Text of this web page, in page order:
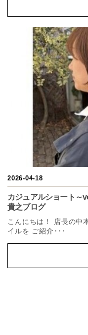
2026-04-18
カジュアルショート
貴之ブログ
こんにちは！ 店長の中
イルを ご紹介･･･